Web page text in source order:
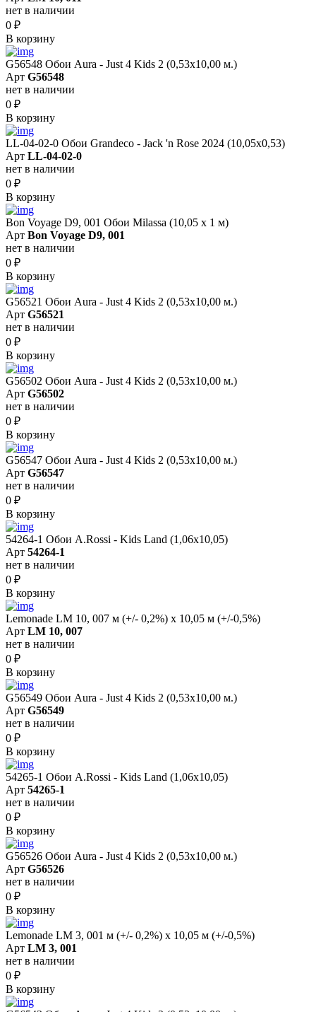
нет в наличии
0 ₽
В корзину
G56548 Обои Aura - Just 4 Kids 2 (0,53х10,00 м.)
Арт G56548
нет в наличии
0 ₽
В корзину
LL-04-02-0 Обои Grandeco - Jack 'n Rose 2024 (10,05x0,53)
Арт LL-04-02-0
нет в наличии
0 ₽
В корзину
Bon Voyage D9, 001 Обои Milassa (10,05 х 1 м)
Арт Bon Voyage D9, 001
нет в наличии
0 ₽
В корзину
G56521 Обои Aura - Just 4 Kids 2 (0,53х10,00 м.)
Арт G56521
нет в наличии
0 ₽
В корзину
G56502 Обои Aura - Just 4 Kids 2 (0,53х10,00 м.)
Арт G56502
нет в наличии
0 ₽
В корзину
G56547 Обои Aura - Just 4 Kids 2 (0,53х10,00 м.)
Арт G56547
нет в наличии
0 ₽
В корзину
54264-1 Обои A.Rossi - Kids Land (1,06x10,05)
Арт 54264-1
нет в наличии
0 ₽
В корзину
Lemonade LM 10, 007 м (+/- 0,2%) х 10,05 м (+/-0,5%)
Арт LM 10, 007
нет в наличии
0 ₽
В корзину
G56549 Обои Aura - Just 4 Kids 2 (0,53х10,00 м.)
Арт G56549
нет в наличии
0 ₽
В корзину
54265-1 Обои A.Rossi - Kids Land (1,06x10,05)
Арт 54265-1
нет в наличии
0 ₽
В корзину
G56526 Обои Aura - Just 4 Kids 2 (0,53х10,00 м.)
Арт G56526
нет в наличии
0 ₽
В корзину
Lemonade LM 3, 001 м (+/- 0,2%) х 10,05 м (+/-0,5%)
Арт LM 3, 001
нет в наличии
0 ₽
В корзину